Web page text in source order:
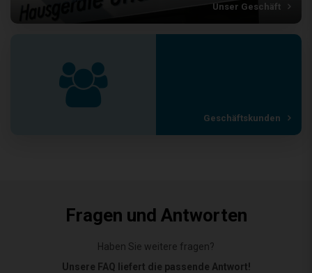
Unser Geschäft
Geschäftskunden
Fragen und Antworten
Haben Sie weitere fragen?
Unsere FAQ liefert die passende Antwort!